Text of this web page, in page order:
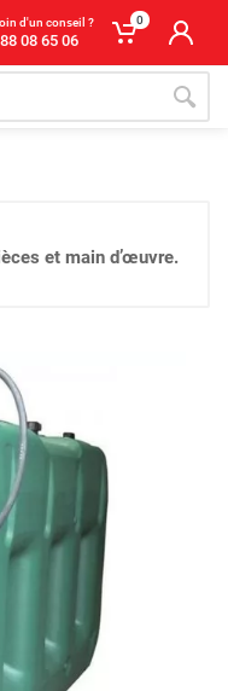
d'un conseil ?
08 65 06
0
et main d’œuvre.